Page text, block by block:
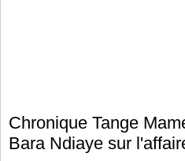
Chronique Tange
Bara Ndiaye sur